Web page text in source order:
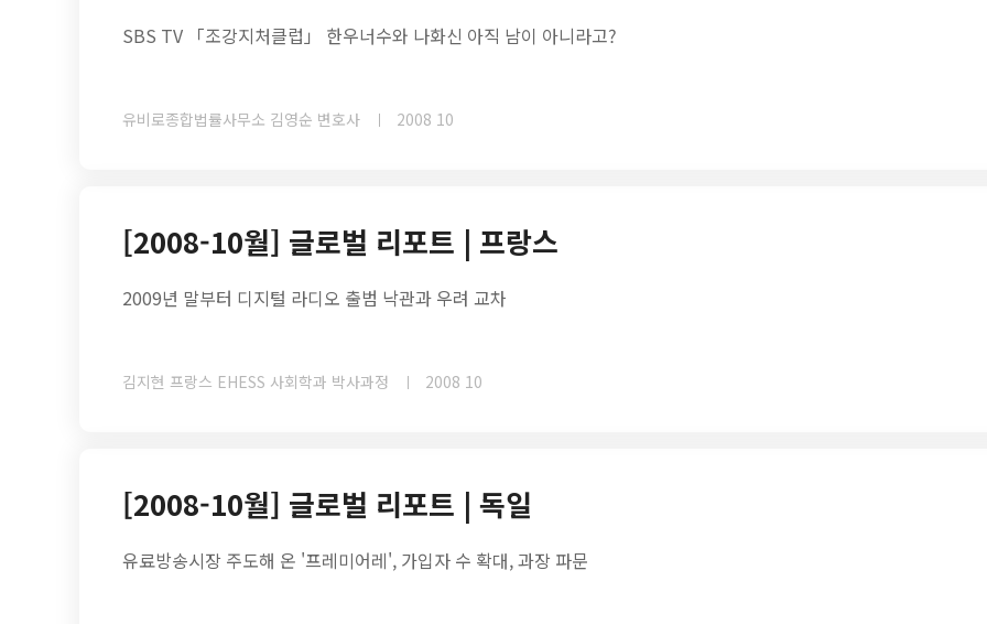
SBS TV 「조강지처클럽」 한우너수와 나화신 아직 남이 아니라고?
유비로종합법률사무소 김영순 변호사 2008 10
[2008-10월] 글로벌 리포트 | 프랑스
2009년 말부터 디지털 라디오 출범 낙관과 우려 교차
김지현 프랑스 EHESS 사회학과 박사과정 2008 10
[2008-10월] 글로벌 리포트 | 독일
유료방송시장 주도해 온 '프레미어레', 가입자 수 확대, 과장 파문